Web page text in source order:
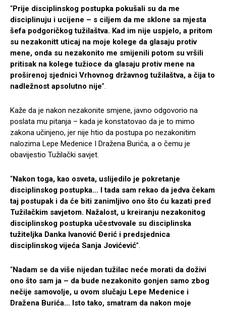
“Prije disciplinskog postupka pokušali su da me
disciplinuju i ucijene – s ciljem da me sklone sa mjesta
šefa podgoričkog tužilaštva. Kad im nije uspjelo, a pritom
su nezakonitt uticaj na moje kolege da glasaju protiv
mene, onda su nezakonito me smijenili potom su vršili
pritisak na kolege tužioce da glasaju protiv mene na
proširenoj sjednici Vrhovnog državnog tužilaštva, a čija to
nadležnost apsolutno nije”.
Kaže da je nakon nezakonite smjene, javno odgovorio na
poslata mu pitanja – kada je konstatovao da je to mimo
zakona učinjeno, jer nije htio da postupa po nezakonitim
nalozima Lepe Medenice I Dražena Burića, a o čemu je
obavijestio Tužilački savjet.
“Nakon toga, kao osveta, uslijedilo je pokretanje
disciplinskog postupka… I tada sam rekao da jedva čekam
taj postupak i da će biti zanimljivo ono što ću kazati pred
Tužilačkim savjetom. Nažalost, u kreiranju nezakonitog
disciplinskog postupka učestvovale su disciplinska
tužiteljka Danka Ivanović Đerić i predsjednica
disciplinskog vijeća Sanja Jovićević”.
“Nadam se da više nijedan tužilac neće morati da doživi
ono što sam ja – da bude nezakonito gonjen samo zbog
nečije samovolje, u ovom slučaju Lepe Medenice i
Dražena Burića… Isto tako, smatram da nakon moje